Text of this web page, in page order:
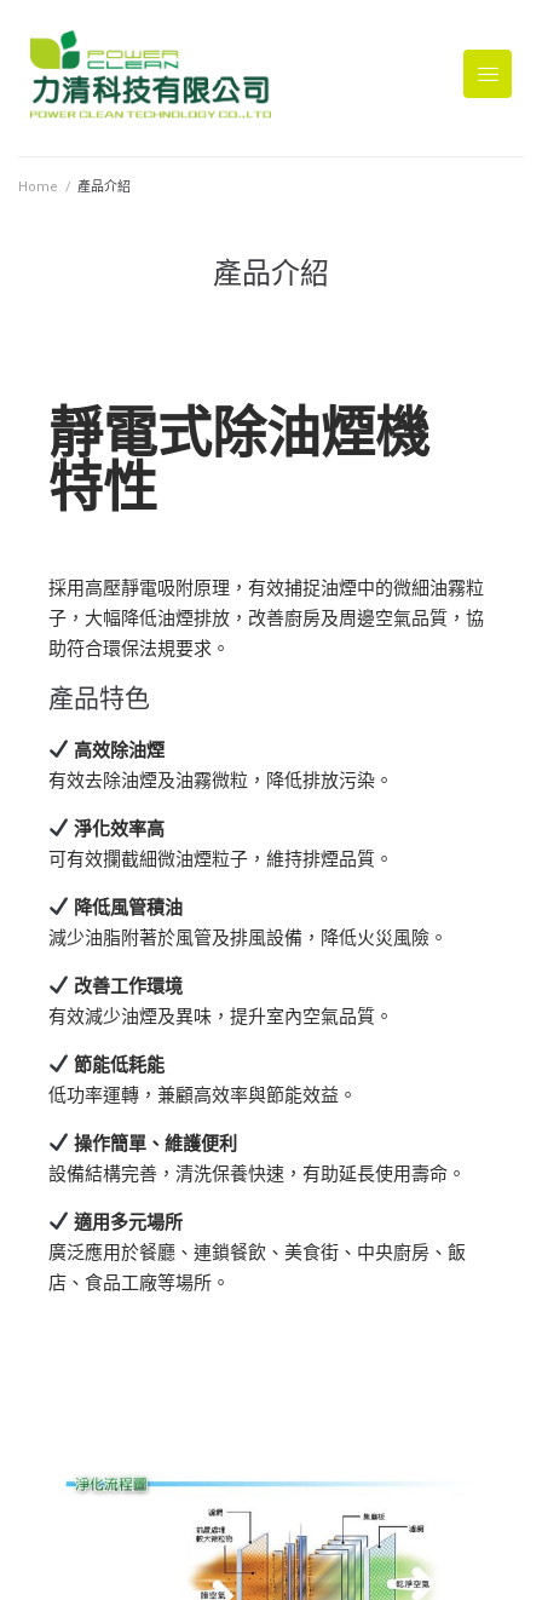
Home / 產品介紹
產品介紹
靜電式除油煙機
特性
採用高壓靜電吸附原理，有效捕捉油煙中的微細油霧粒
子，大幅降低油煙排放，改善廚房及周邊空氣品質，協
助符合環保法規要求。
產品特色
高效除油煙
有效去除油煙及油霧微粒，降低排放污染。
淨化效率高
可有效攔截細微油煙粒子，維持排煙品質。
降低風管積油
減少油脂附著於風管及排風設備，降低火災風險。
改善工作環境
有效減少油煙及異味，提升室內空氣品質。
節能低耗能
低功率運轉，兼顧高效率與節能效益。
操作簡單、維護便利
設備結構完善，清洗保養快速，有助延長使用壽命。
適用多元場所
廣泛應用於餐廳、連鎖餐飲、美食街、中央廚房、飯
店、食品工廠等場所。